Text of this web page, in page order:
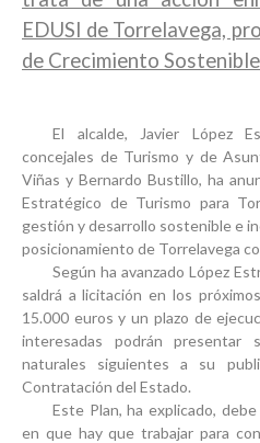
EDUSI de Torrelavega,
de Crecimiento
El alcalde, Javier López
concejales de Turismo y de
Viñas y Bernardo Bustillo, ha
Estratégico de Turismo para
gestión y desarrollo sostenible e
posicionamiento de Torrelavega
Según ha avanzado López
saldrá a licitación en los
15.000 euros y un plazo de
interesadas podrán
naturales siguientes a su
Contratación del Estado.
Este Plan, ha explicado,
en que hay que trabajar para